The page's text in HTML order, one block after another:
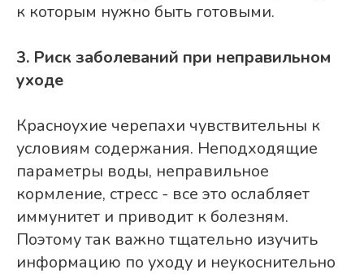
к которым нужно быть готовыми.
3. Риск заболеваний при неправильном
уходе
Красноухие черепахи чувствительны к
условиям содержания. Неподходящие
параметры воды, неправильное
кормление, стресс - все это ослабляет
иммунитет и приводит к болезням.
Поэтому так важно тщательно изучить
информацию по уходу и неукоснительно